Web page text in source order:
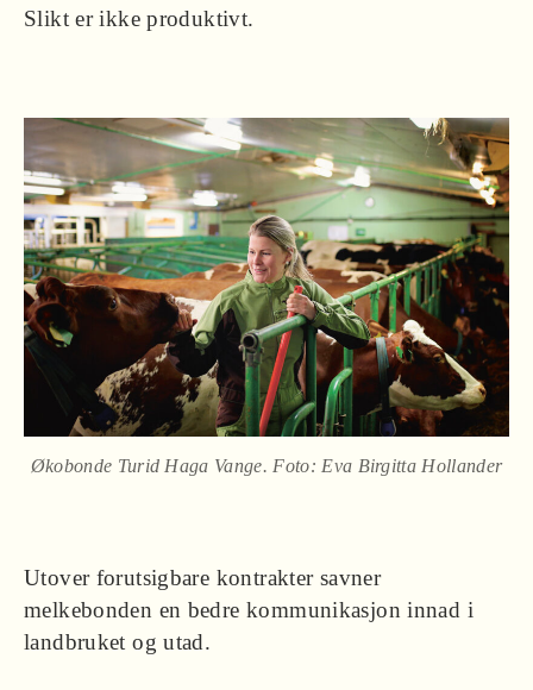
Slikt er ikke produktivt.
Økobonde Turid Haga Vange. Foto: Eva Birgitta Hollander
Utover forutsigbare kontrakter savner
melkebonden en bedre kommunikasjon innad i
landbruket og utad.